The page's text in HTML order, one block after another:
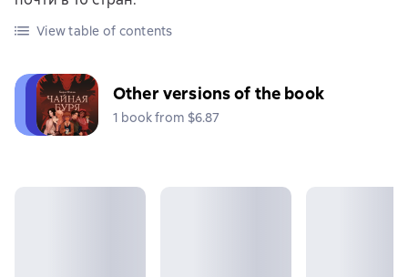
View table of contents
Other versions of the book
1 book from $6.87